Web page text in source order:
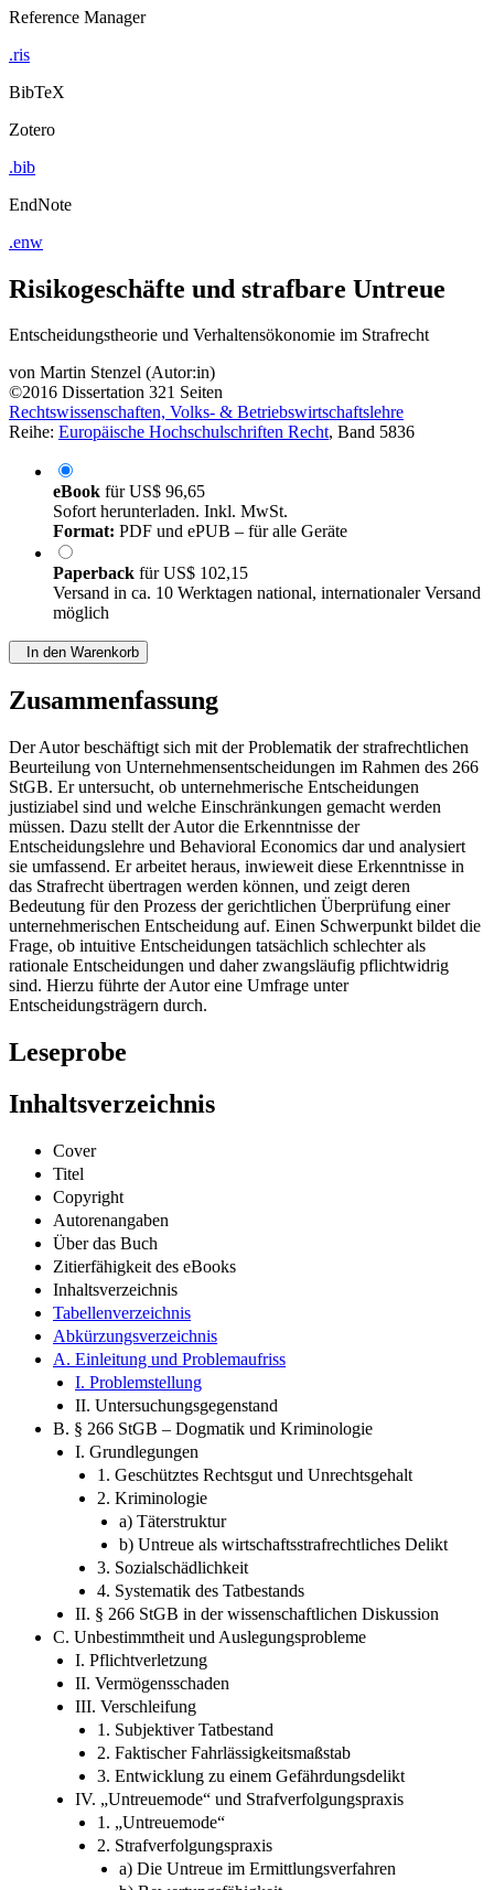
Reference Manager
.ris
BibTeX
Zotero
.bib
EndNote
.enw
Risikogeschäfte und strafbare Untreue
Entscheidungstheorie und Verhaltensökonomie im Strafrecht
von Martin Stenzel (Autor:in)
©2016 Dissertation 321 Seiten
Rechtswissenschaften, Volks- & Betriebswirtschaftslehre
Reihe: Europäische Hochschulschriften Recht, Band 5836
eBook fürUS$ 96,65
Sofort herunterladen. Inkl. MwSt.
Format: PDF und ePUB – für alle Geräte
Paperback fürUS$ 102,15
Versand in ca. 10 Werktagen national, internationaler Versand
möglich
In den Warenkorb
Zusammenfassung
Der Autor beschäftigt sich mit der Problematik der strafrechtlichen
Beurteilung von Unternehmensentscheidungen im Rahmen des 266
StGB. Er untersucht, ob unternehmerische Entscheidungen
justiziabel sind und welche Einschränkungen gemacht werden
müssen. Dazu stellt der Autor die Erkenntnisse der
Entscheidungslehre und Behavioral Economics dar und analysiert
sie umfassend. Er arbeitet heraus, inwieweit diese Erkenntnisse in
das Strafrecht übertragen werden können, und zeigt deren
Bedeutung für den Prozess der gerichtlichen Überprüfung einer
unternehmerischen Entscheidung auf. Einen Schwerpunkt bildet die
Frage, ob intuitive Entscheidungen tatsächlich schlechter als
rationale Entscheidungen und daher zwangsläufig pflichtwidrig
sind. Hierzu führte der Autor eine Umfrage unter
Entscheidungsträgern durch.
Leseprobe
Inhaltsverzeichnis
Cover
Titel
Copyright
Autorenangaben
Über das Buch
Zitierfähigkeit des eBooks
Inhaltsverzeichnis
Tabellenverzeichnis
Abkürzungsverzeichnis
A. Einleitung und Problemaufriss
I. Problemstellung
II. Untersuchungsgegenstand
B. § 266 StGB – Dogmatik und Kriminologie
I. Grundlegungen
1. Geschütztes Rechtsgut und Unrechtsgehalt
2. Kriminologie
a) Täterstruktur
b) Untreue als wirtschaftsstrafrechtliches Delikt
3. Sozialschädlichkeit
4. Systematik des Tatbestands
II. § 266 StGB in der wissenschaftlichen Diskussion
C. Unbestimmtheit und Auslegungsprobleme
I. Pflichtverletzung
II. Vermögensschaden
III. Verschleifung
1. Subjektiver Tatbestand
2. Faktischer Fahrlässigkeitsmaßstab
3. Entwicklung zu einem Gefährdungsdelikt
IV. „Untreuemode“ und Strafverfolgungspraxis
1. „Untreuemode“
2. Strafverfolgungspraxis
a) Die Untreue im Ermittlungsverfahren